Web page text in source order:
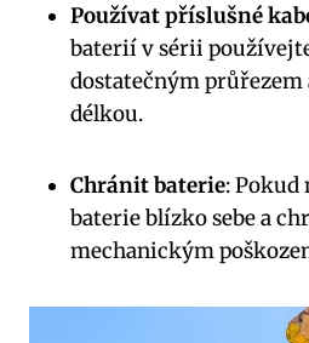
Používat příslušné
baterií v sérii
dostatečným
délkou.
Chránit baterie: Pokud
baterie blízko sebe a
mechanickým